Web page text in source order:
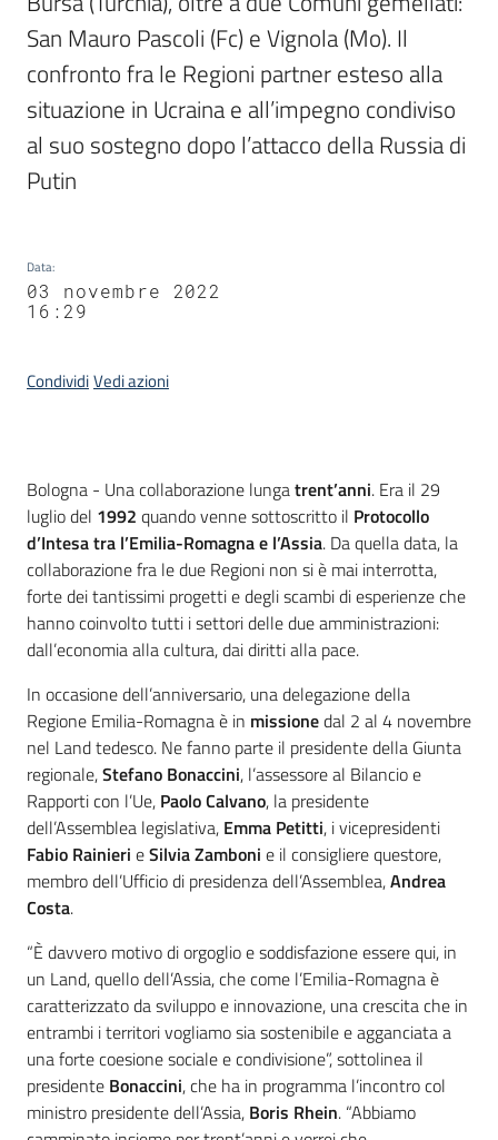
San Mauro Pascoli (Fc) e Vignola (Mo). Il
confronto fra le Regioni partner esteso alla
situazione in Ucraina e all’impegno condiviso
al suo sostegno dopo l’attacco della Russia di
Putin
Data:
03 novembre 2022
16:29
CondividiVedi azioni
Contenuto
Bologna - Una collaborazione lungatrent’anni. Era il 29
luglio del 1992 quando venne sottoscritto il Protocollo
d’Intesatra l’Emilia-Romagnae l’Assia. Da quella data, la
collaborazione fra le due Regioni non si è mai interrotta,
forte dei tantissimi progetti e degli scambi di esperienze che
hanno coinvolto tutti i settori delle due amministrazioni:
dall’economia alla cultura, dai diritti alla pace.
In occasione dell’anniversario, una delegazione della
Regione Emilia-Romagna è in missionedal 2 al 4 novembre
nel Land tedesco. Ne fanno parte il presidente della Giunta
regionale,Stefano Bonaccini, l’assessore al Bilancio e
Rapporti con l’Ue, Paolo Calvano, la presidente
dell’Assemblea legislativa, Emma Petitti, i vicepresidenti
Fabio Rainieri eSilvia Zamboni e il consigliere questore,
membro dell’Ufficio di presidenza dell’Assemblea,Andrea
Costa.
“È davvero motivo di orgoglio e soddisfazione essere qui, in
un Land, quello dell’Assia, che come l’Emilia-Romagna è
caratterizzato da sviluppo e innovazione, una crescita che in
entrambi i territori vogliamo sia sostenibile e agganciata a
una forte coesione sociale e condivisione”, sottolinea il
presidente Bonaccini, che ha in programma l’incontro col
ministro presidente dell’Assia, Boris Rhein. “Abbiamo